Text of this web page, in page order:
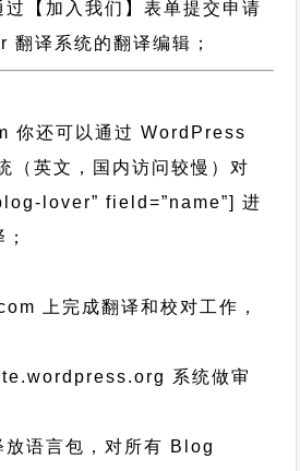
【加入我们】表单提交申请
译系统的翻译编辑；
你还可以通过WordPress
（英文，国内访问较慢）对
lover” field=”name”]进
上完成翻译和校对工作，
系统做审
放语言包，对所有 Blog